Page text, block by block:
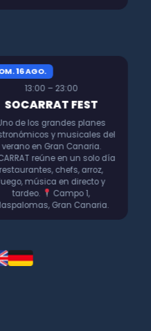
16 AGO.
13:00 – 23:00
SOCARRAT FEST
de los grandes planes
y musicales del
verano en Gran Canaria.
reúne en un solo día
restaurantes, chefs, arroz,
música en directo y
tardeo.
Campo 1,
Gran Canaria.